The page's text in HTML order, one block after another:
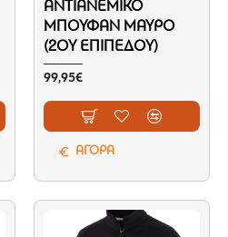
ΑΝΤΙΑΝΕΜΙΚΌ
ΜΠΟΥΦΆΝ ΜΑΎΡΟ
(2ΟΥ ΕΠΙΠΈΔΟΥ)
99,95€
ΑΓΟΡΑ